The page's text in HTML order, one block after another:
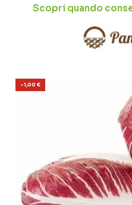
Scopri quando
-1,00 €